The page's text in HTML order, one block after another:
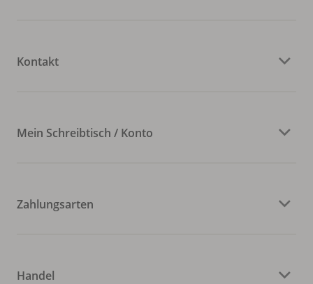
Kontakt
Mein Schreibtisch / Konto
Zahlungsarten
Handel